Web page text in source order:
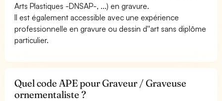
Arts Plastiques -DNSAP-, ...) en gravure.
Il est également accessible avec une expérience
professionnelle en gravure ou dessin d''art sans diplôme
particulier.
Quel code APE pour Graveur / Graveuse
ornementaliste ?